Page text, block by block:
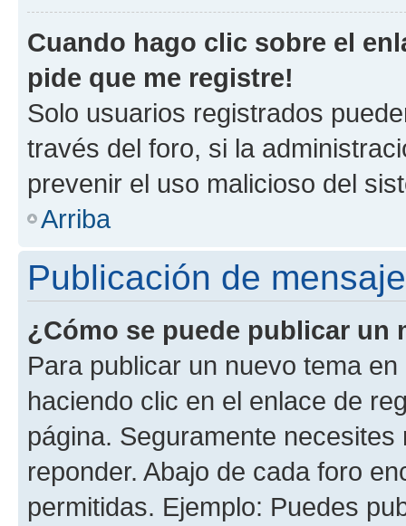
Cuando hago clic sobre el
pide que me registre!
Solo usuarios registrados
través del foro, si la
prevenir el uso malicioso del
Arriba
Publicación de
¿Cómo se puede publicar un
Para publicar un nuevo tema
haciendo clic en el enlace de
página. Seguramente
reponder. Abajo de cada foro
permitidas. Ejemplo: Puedes